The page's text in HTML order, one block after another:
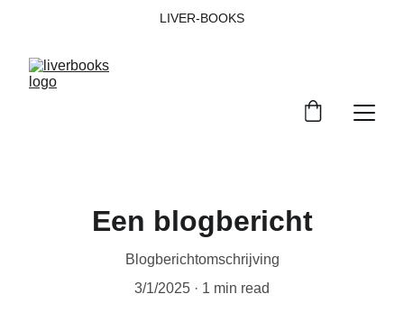
LIVER-BOOKS
Een blogbericht
Blogberichtomschrijving
3/1/2025
1 min read